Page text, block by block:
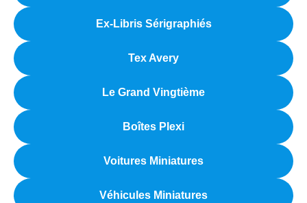
Ex-Libris Sérigraphiés
Tex Avery
Le Grand Vingtième
Boîtes Plexi
Voitures Miniatures
Véhicules Miniatures